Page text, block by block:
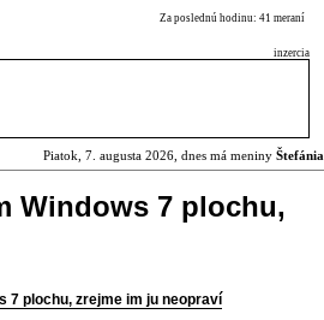
Za poslednú hodinu: 41 meraní
inzercia
Piatok, 7. augusta 2026, dnes má meniny Štefánia
Windows 7 plochu,
7 plochu, zrejme im ju neopraví